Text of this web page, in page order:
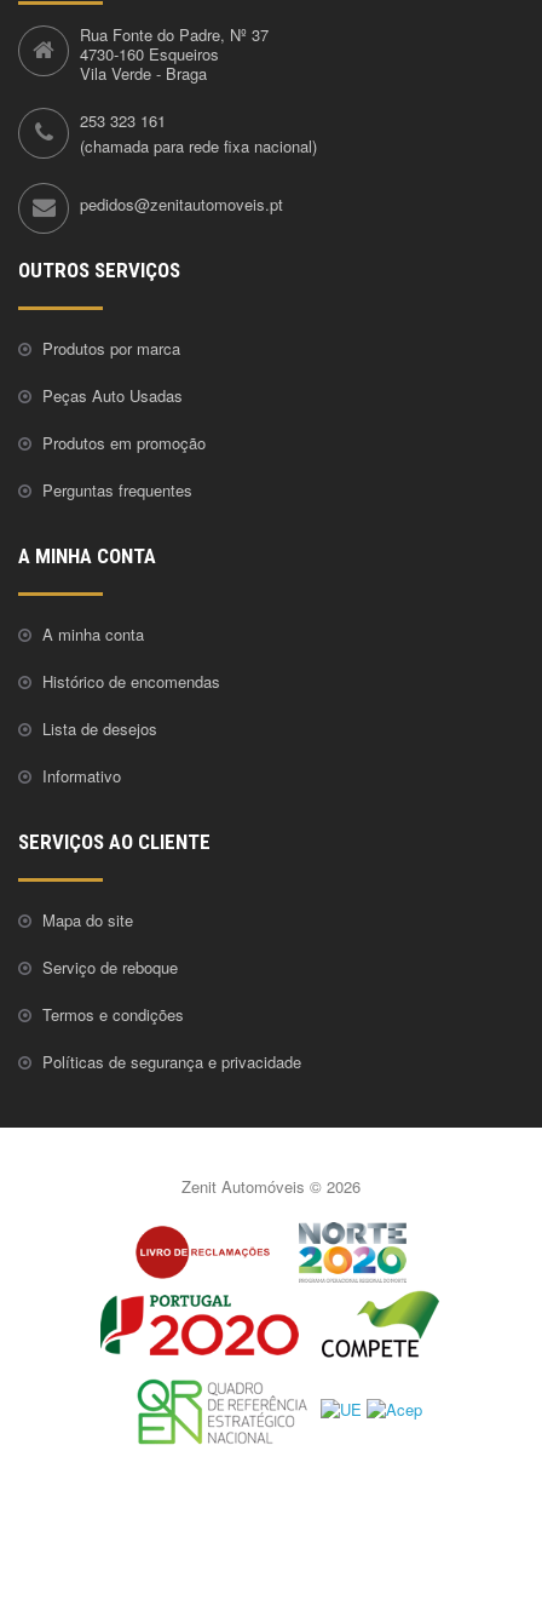
Rua Fonte do Padre, Nº 37
4730-160 Esqueiros
Vila Verde - Braga
253 323 161
(chamada para rede fixa nacional)
pedidos@zenitautomoveis.pt
OUTROS SERVIÇOS
Produtos por marca
Peças Auto Usadas
Produtos em promoção
Perguntas frequentes
A MINHA CONTA
A minha conta
Histórico de encomendas
Lista de desejos
Informativo
SERVIÇOS AO CLIENTE
Mapa do site
Serviço de reboque
Termos e condições
Políticas de segurança e privacidade
Zenit Automóveis © 2026